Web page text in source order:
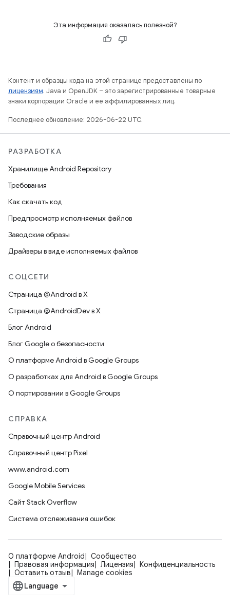
Эта информация оказалась полезной?
Контент и образцы кода на этой странице предоставлены по
лицензиям. Java и OpenJDK – это зарегистрированные товарные
знаки корпорации Oracle и ее аффилированных лиц.
Последнее обновление: 2026-06-22 UTC.
РАЗРАБОТКА
Хранилище Android Repository
Требования
Как скачать код
Предпросмотр исполняемых файлов
Заводские образы
Драйверы в виде исполняемых файлов
СОЦСЕТИ
Страница @Android в X
Страница @AndroidDev в X
Блог Android
Блог Google о безопасности
О платформе Android в Google Groups
О разработках для Android в Google Groups
О портировании в Google Groups
СПРАВКА
Справочный центр Android
Справочный центр Pixel
www.android.com
Google Mobile Services
Сайт Stack Overflow
Система отслеживания ошибок
О платформе Android
Сообщество
Правовая информация
Лицензия
Конфиденциальность
Оставить отзыв
Manage cookies